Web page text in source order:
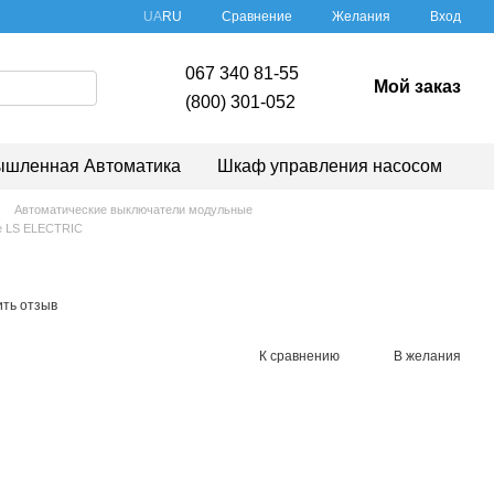
UARU Сравнение Желания Вход
067 340 81-55
(800) 301-052
Мой заказ
Автоматика Шкаф управления насосом
Автоматические выключатели модульные
ELECTRIC
отзыв
К сравнению В желания